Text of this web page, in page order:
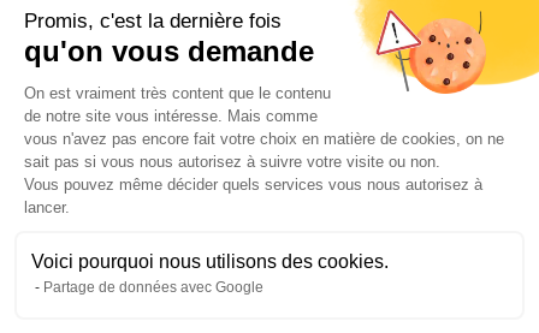
Promis, c'est la dernière fois
qu'on vous demande
Plateforme de Gestion du
On est vraiment très content que le contenu
de notre site vous intéresse. Mais comme
vous n'avez pas encore fait votre choix en matière de cookies, on ne
sait pas si vous nous autorisez à suivre votre visite ou non.
Vous pouvez même décider quels services vous nous autorisez à
lancer.
Voici pourquoi nous utilisons des cookies.
Partage de données avec Google
Axeptio consent
août 2025
juin 2025
mai 2025
avril 2025
mars 2025
février 2025